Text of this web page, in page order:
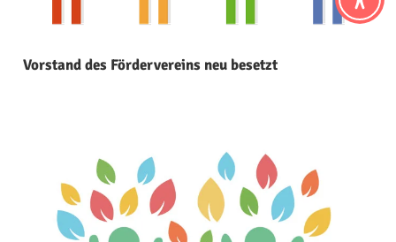
Vorstand des Fördervereins neu besetzt